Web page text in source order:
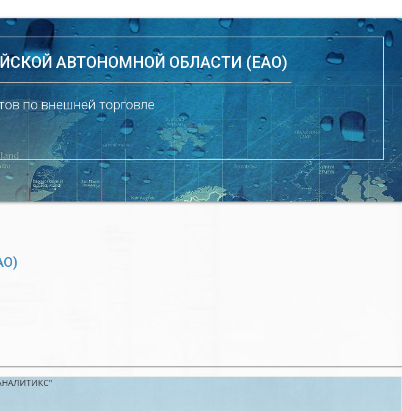
АВТОНОМНОЙ ОБЛАСТИ (ЕАО)
по внешней торговле